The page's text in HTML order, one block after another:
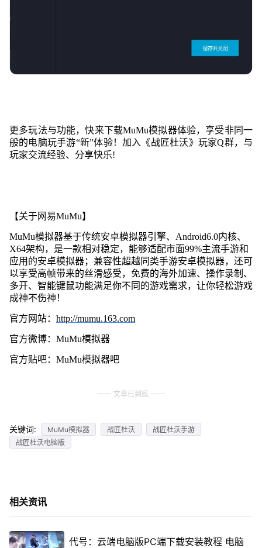
更多玩法与功能，快来下载MuMu模拟器体验，享受非同一
般的电脑玩手游“新”体验！加入《战匠杜沃》玩家Q群，与
玩家交流经验、分享快乐!
【关于网易MuMu】
MuMu模拟器基于传统安卓模拟器引擎、Android6.0内核、
X64架构，是一款相对稳定，能够适配市面99%主流手游和
应用的安卓模拟器；兼容性超越同类手游安卓模拟器，还可
以享受高帧带来的丝滑感受，免费的海外加速、操作录制、
多开、智能键鼠功能满足你不同的游戏需求，让你轻松游戏
成神不伤神！
官方网站： http://mumu.163.com
官方微博：MuMu模拟器
官方贴吧：MuMu模拟器吧
文章已到底
关键词: MuMu模拟器 战匠杜沃
战匠杜沃手游
战匠杜沃电脑版
相关资讯
代号：云端电脑版PC端下载安装教程 电脑